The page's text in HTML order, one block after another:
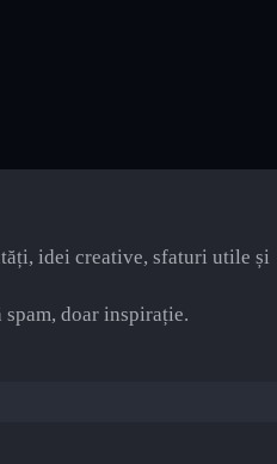
idei creative, sfaturi utile și
spam, doar inspirație.